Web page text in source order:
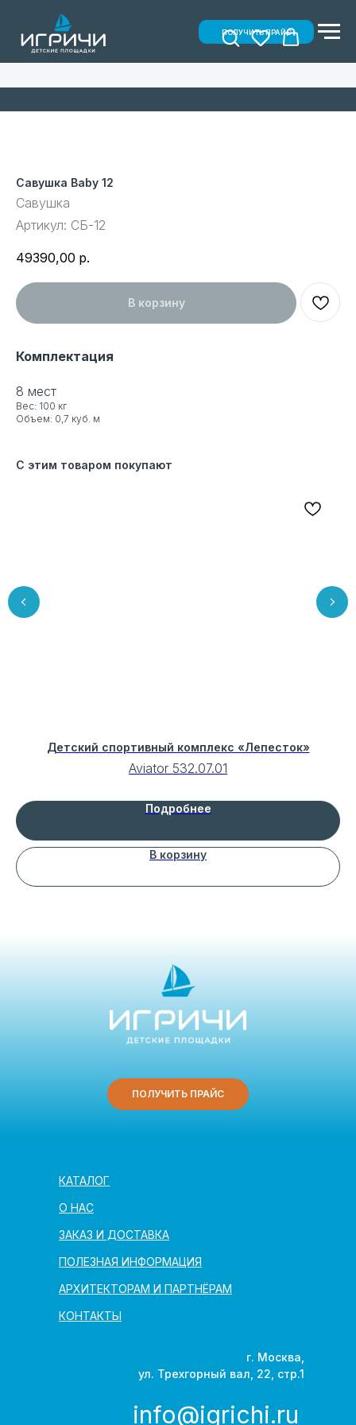
ПОЛУЧИТЬ ПРАЙС
Савушка Baby 12
Савушка
Артикул: СБ-12
49390,00 р.
В корзину
Комплектация
8 мест
Вес: 100 кг
Объем: 0,7 куб. м
С этим товаром покупают
Детский спортивный комплекс «Лепесток»
Aviator 532.07.01
Подробнее
В корзину
АРХИТЕКТОРАМ И ПАРТНЁРАМ
КОНТАКТЫ
ПОЛЕЗНАЯ ИНФОРМАЦИЯ
ЗАКАЗ И ДОСТАВКА
О НАС
КАТАЛОГ
г. Москва,
ул. Трехгорный вал, 22, стр.1
ПОЛУЧИТЬ ПРАЙС
info@igrichi.ru